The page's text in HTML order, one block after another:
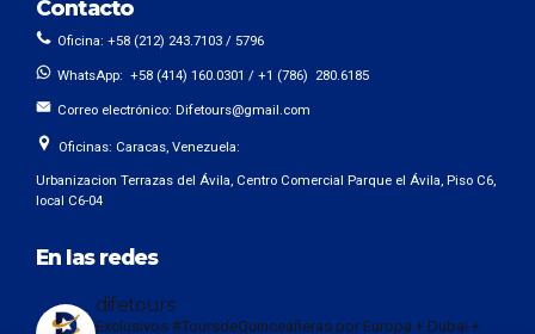
Contacto
Oficina: +58 (212) 243.7103 / 5796
WhatsApp: +58 (414) 160.0301 / +1 (786) 280.6185
Correo electrónico: Difetours@gmail.com
Oficinas: Caracas, Venezuela:
Urbanizacion Terrazas del Ávila, Centro Comercial Parque el Ávila, Piso C6,
local C6-04
En las redes
difetours
Exclusivos #ToursdeQuinceañeras por Europa + Dubai +